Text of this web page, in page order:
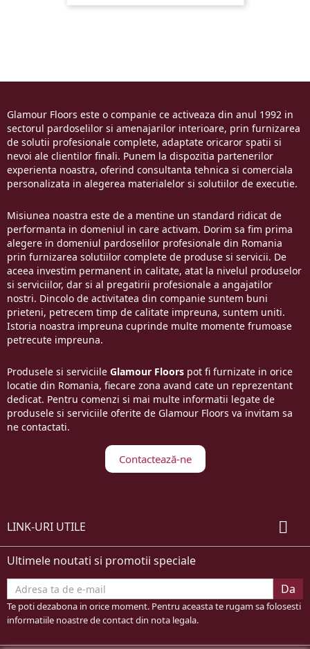
Glamour Floors este o companie ce activeaza din anul 1992 in
sectorul pardoselilor si amenajarilor interioare, prin furnizarea
de solutii profesionale complete, adaptate oricaror spatii si
nevoi ale clientilor finali. Punem la dispozitia partenerilor
experienta noastra, oferind consultanta tehnica si comerciala
personalizata in alegerea materialelor si solutiilor de executie.
Misiunea noastra este de a mentine un standard ridicat de
performanta in domeniul in care activam. Dorim sa fim prima
alegere in domeniul pardoselilor profesionale din Romania
prin furnizarea solutiilor complete de produse si servicii. De
aceea investim permanent in calitate, atat la nivelul produselor
si serviciilor, dar si al pregatirii profesionale a angajatilor
nostri. Dincolo de activitatea din companie suntem buni
prieteni, petrecem timp de calitate impreuna, suntem uniti.
Istoria noastra impreuna cuprinde multe momente frumoase
petrecute impreuna.
Produsele si serviciile Glamour Floors pot fi furnizate in orice
locatie din Romania, fiecare zona avand cate un reprezentant
dedicat. Pentru comenzi si mai multe informatii legate de
produsele si serviciile oferite de Glamour Floors va invitam sa
ne contactati.
Contactează-ne
LINK-URI UTILE 
Ultimele noutati si promotii speciale
Te poti dezabona in orice moment. Pentru aceasta te rugam sa folosesti
informatiile noastre de contact din nota legala.